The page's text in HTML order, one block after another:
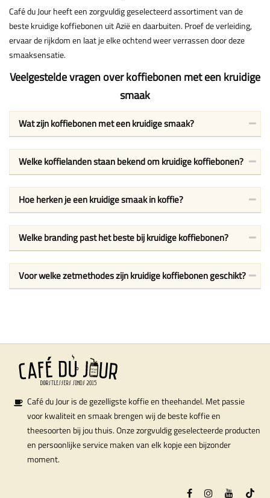
Café du Jour heeft een zorgvuldig geselecteerd assortiment van de
beste kruidige koffiebonen uit Azië en daarbuiten. Proef de verleiding,
ervaar de rijkdom en laat je elke ochtend weer verrassen door deze
smaaksensatie.
Veelgestelde vragen over koffiebonen met een kruidige
smaak
Wat zijn koffiebonen met een kruidige smaak?
Welke koffielanden staan bekend om kruidige koffiebonen?
Hoe herken je een kruidige smaak in koffie?
Welke branding past het beste bij kruidige koffiebonen?
Voor welke zetmethodes zijn kruidige koffiebonen geschikt?
Café du Jour is de gezelligste koffie en theehandel. Met passie
voor kwaliteit en smaak brengen wij de beste koffie en
theesoorten bij jou thuis. Onze zorgvuldig geselecteerde producten
en persoonlijke service maken van elk kopje een bijzonder
moment.